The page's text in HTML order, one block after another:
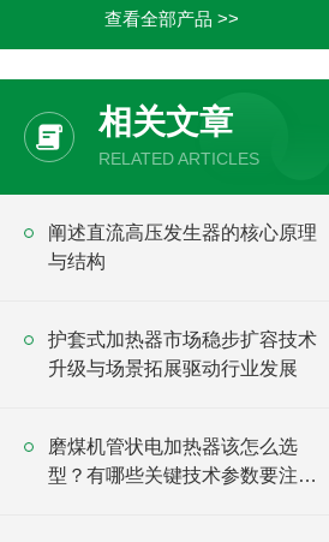
查看全部产品 >>
相关文章
RELATED ARTICLES
阐述直流高压发生器的核心原理
与结构
护套式加热器市场稳步扩容技术
升级与场景拓展驱动行业发展
磨煤机管状电加热器该怎么选
型？有哪些关键技术参数要注